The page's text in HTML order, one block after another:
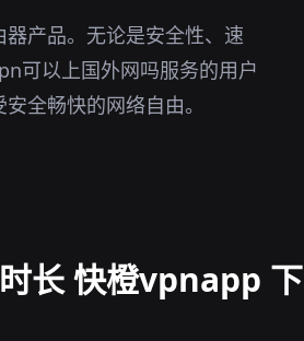
产品。无论是安全性、速
可以上国外网吗服务的用户
全畅快的网络自由。
长 快橙vpnapp 下